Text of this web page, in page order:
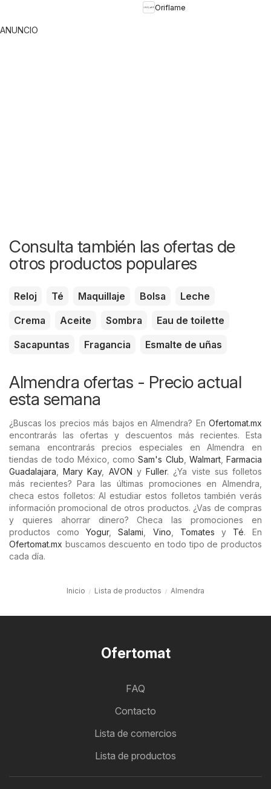
Oriflame
ANUNCIO
Consulta también las ofertas de
otros productos populares
Reloj Té Maquillaje Bolsa
Leche
Crema
Aceite Sombra
Eau de toilette
Sacapuntas
Fragancia Esmalte de uñas
Almendra ofertas - Precio actual
esta semana
¿Buscas los precios más bajos en Almendra? En Ofertomat.mx
encontrarás las ofertas y descuentos más recientes. Esta
semana encontrarás precios especiales en Almendra en
tiendas de todo México, comoSam's Club, Walmart, Farmacia
Guadalajara,Mary Kay, AVON yFuller. ¿Ya viste sus folletos
más recientes? Para las últimas promociones en Almendra,
checa estos folletos: Al estudiar estos folletos también verás
información promocional de otros productos. ¿Vas de compras
y quieres ahorrar dinero? Checa las promociones en
productos comoYogur,Salami, Vino, Tomates y Té. En
Ofertomat.mx buscamos descuento en todo tipo de productos
cada día.
Inicio Lista de productos Almendra
Ofertomat
FAQ
Contacto
Lista de comercios
Lista de productos